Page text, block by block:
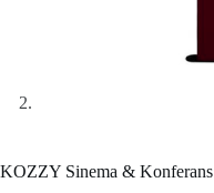
KOZZY Sinema & Konferans